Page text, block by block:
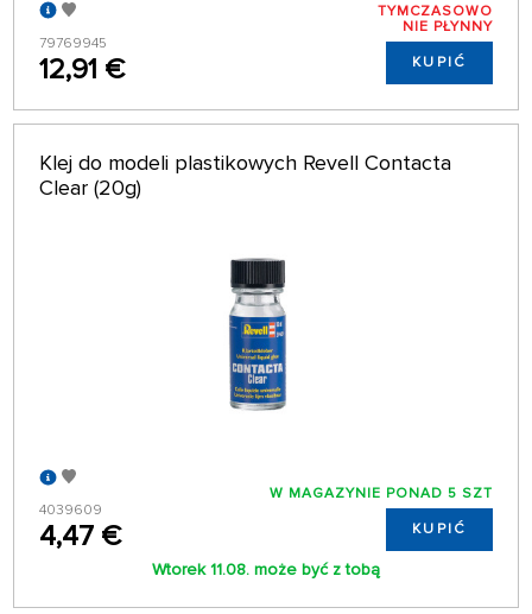
79769945
12,91 €
TYMCZASOWO
NIE PŁYNNY
KUPIĆ
Klej do modeli plastikowych Revell Contacta
Clear (20g)
4039609
4,47 €
W MAGAZYNIE PONAD 5 SZT
KUPIĆ
Wtorek 11.08. może być z tobą